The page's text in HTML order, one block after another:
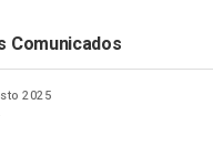
Comunicados
2025